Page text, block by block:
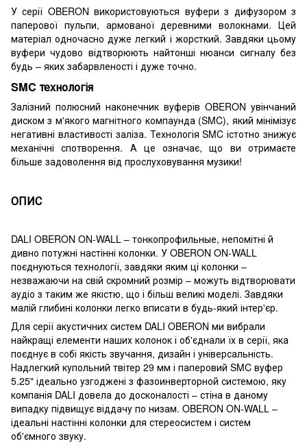
У серії OBERON використовуються вуфери з дифузором з
паперової пульпи, армованої деревними волокнами. Цей
матеріал одночасно дуже легкий і жорсткий. Завдяки цьому
вуфери чудово відтворюють найтонші нюанси сигналу без
будь – яких забарвленості і дуже точно.
SMC технологія
Залізний полюсний наконечник вуферів OBERON увінчаний
диском з м'якого магнітного компаунда (SMC), який мінімізує
негативні властивості заліза. Технологія SMC істотно знижує
механічні спотворення. А це означає, що ви отримаєте
більше задоволення від прослуховування музики!
ОПИС
DALI OBERON ON-WALL – тонкопрофильные, непомітні й
дивно потужні настінні колонки. У OBERON ON-WALL
поєднуються технології, завдяки яким ці колонки –
незважаючи на свій скромний розмір – можуть відтворювати
аудіо з таким же якістю, що і більш великі моделі. Завдяки
малій глибині колонки легко вписати в будь-який інтер'єр.
Для серії акустичних систем DALI OBERON ми вибрали
найкращі елементи наших колонок і об'єднали їх в серії, яка
поєднує в собі якість звучання, дизайн і універсальність.
Надлегкий купольний твітер 29 мм і паперовий SMC вуфер
5.25" ідеально узгоджені з фазоинверторной системою, яку
компанія DALI довела до досконалості – стіна в даному
випадку підвищує віддачу по низам. OBERON ON-WALL –
ідеальні настінні колонки для стереосистем і систем
об'ємного звуку.